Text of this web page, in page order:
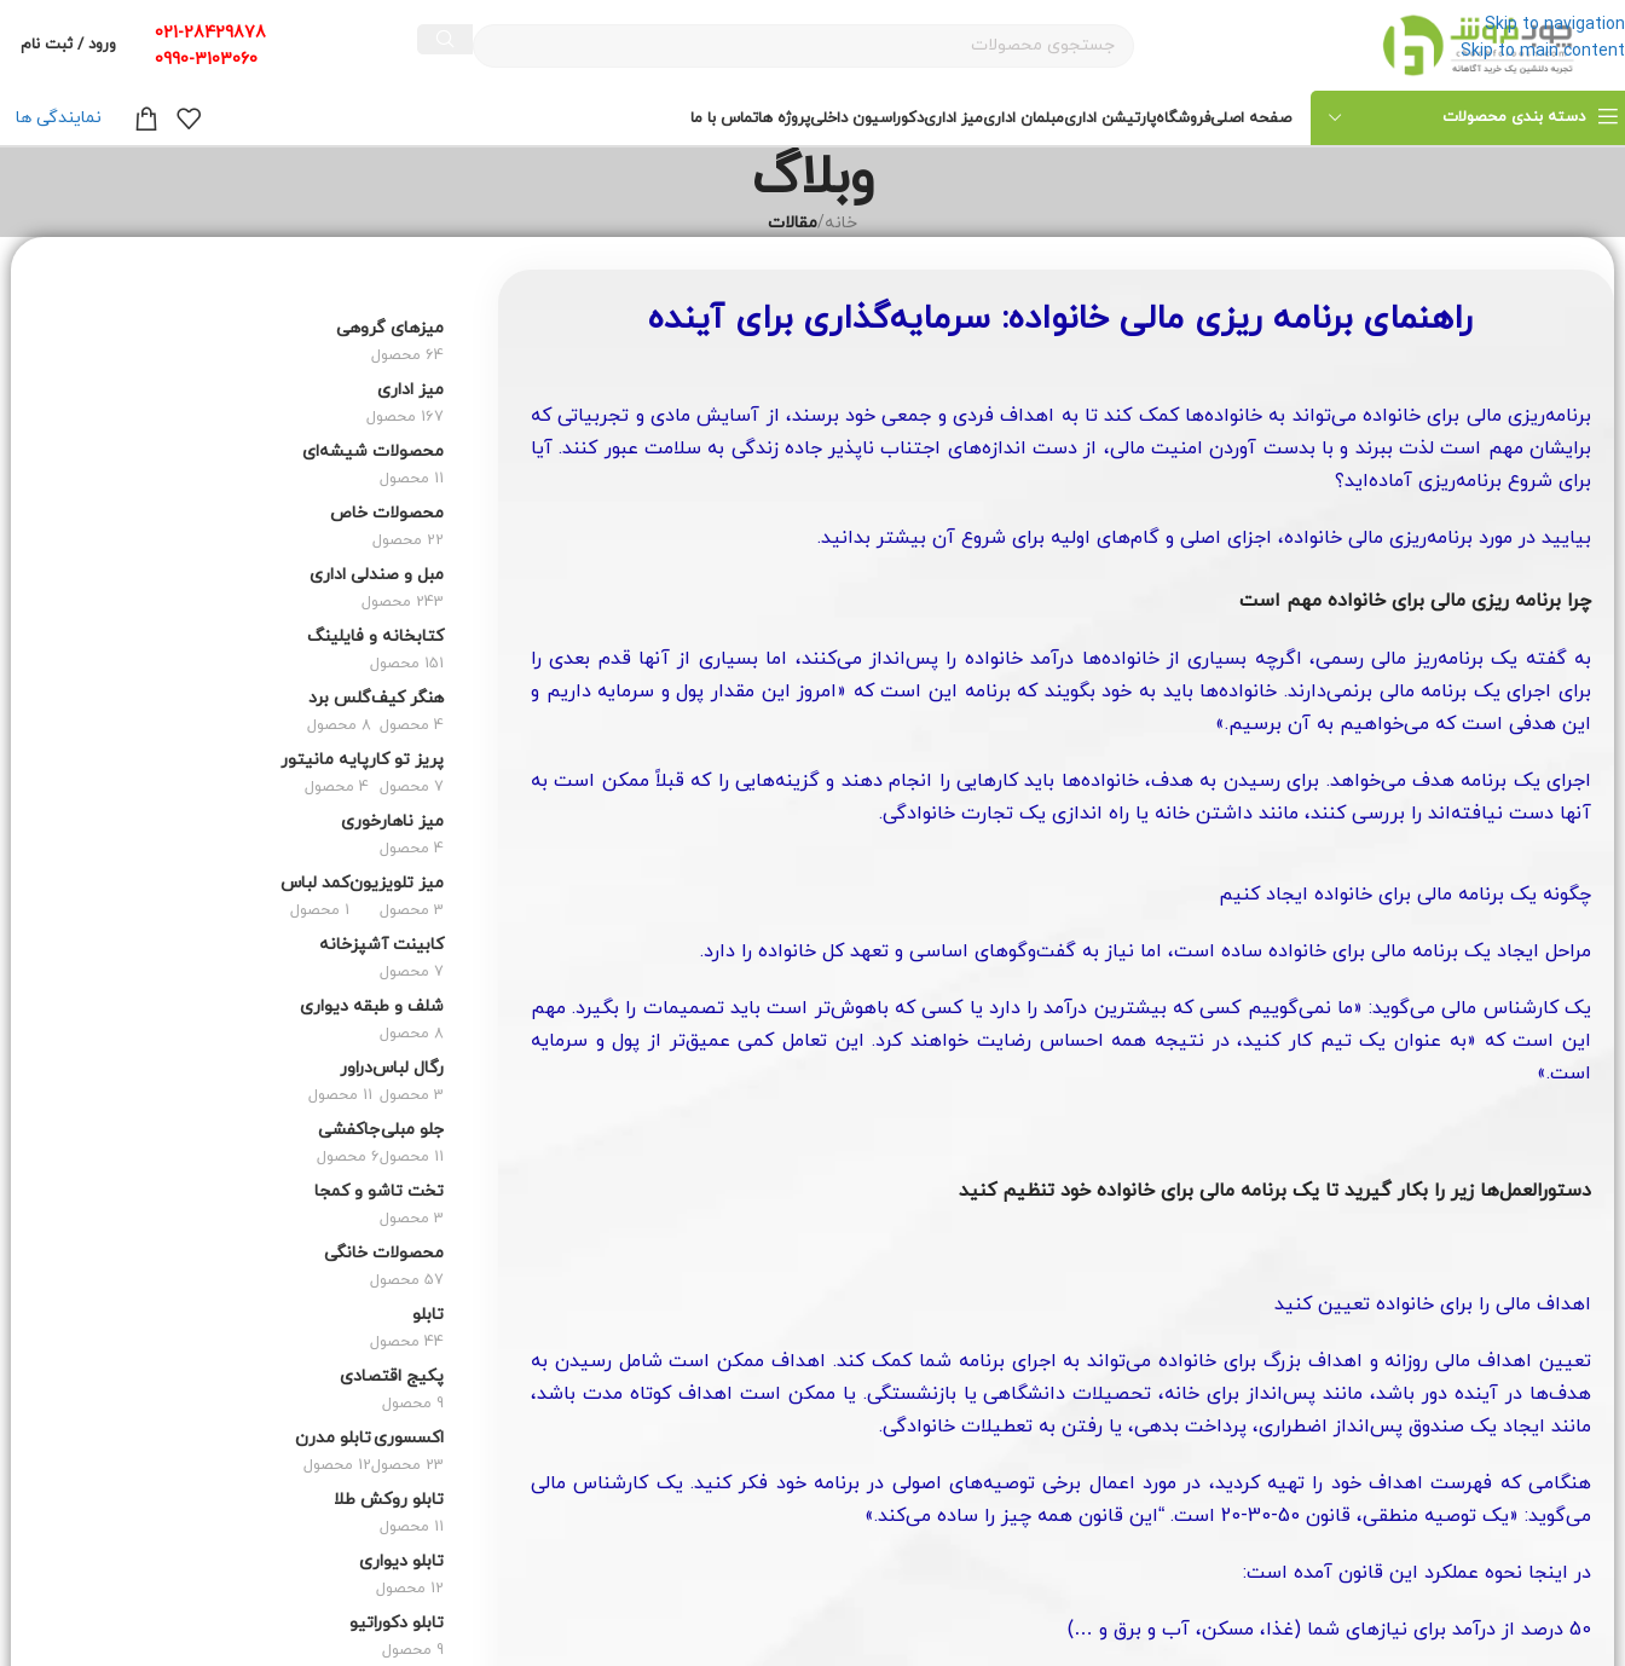
Skip to navigation
Skip to main content
021-28429878
0990-3103060
ورود / ثبت نام
دسته بندی محصولات صفحه اصلیفروشگاهپارتیشن اداریمبلمان اداریمیز اداریدکوراسیون داخلیپروژه هاتماس با ما نمایندگی ها
وبلاگ
خانه/مقالات
راهنمای برنامه ریزی مالی خانواده: سرمایه‌گذاری برای آینده
برنامه‌ریزی مالی برای خانواده می‌تواند به خانواده‌ها کمک کند تا به اهداف فردی و جمعی خود برسند، از آسایش مادی و تجربیاتی که
برایشان مهم است لذت ببرند و با بدست آوردن امنیت مالی، از دست اندازه‌های اجتناب ناپذیر جاده زندگی به سلامت عبور کنند. آیا
برای شروع برنامه‌ریزی آماده‌اید؟
بیایید در مورد برنامه‌ریزی مالی خانواده، اجزای اصلی و گام‌های اولیه برای شروع آن بیشتر بدانید.
چرا برنامه ریزی مالی برای خانواده مهم است
به گفته یک برنامه‌ریز مالی رسمی، اگرچه بسیاری از خانواده‌ها درآمد خانواده را پس‌انداز می‌کنند، اما بسیاری از آنها قدم بعدی را
برای اجرای یک برنامه مالی بر‌نمی‌دارند. خانواده‌ها باید به خود بگویند که برنامه این است که «امروز این مقدار پول و سرمایه داریم و
این هدفی است که می‌خواهیم به آن برسیم.»
اجرای یک برنامه هدف می‌خواهد. برای رسیدن به هدف، خانواده‌ها باید کارهایی را انجام دهند و گزینه‌هایی را که قبلاً ممکن است به
آنها دست نیافته‌اند را بررسی کنند، مانند داشتن خانه یا راه اندازی یک تجارت خانوادگی.
چگونه یک برنامه مالی برای خانواده ایجاد کنیم
مراحل ایجاد یک برنامه مالی برای خانواده ساده است، اما نیاز به گفت‌و‌گوهای اساسی و تعهد کل خانواده را دارد.
یک کارشناس مالی می‌گوید: «ما نمی‌گوییم کسی که بیشترین درآمد را دارد یا کسی که باهوش‌تر است باید تصمیمات را بگیرد. مهم
این است که «به عنوان یک تیم کار کنید، در نتیجه همه احساس رضایت خواهند کرد. این تعامل کمی عمیق‌تر از پول و سرمایه
است.»
دستورالعمل‌ها زیر را بکار گیرید تا یک برنامه مالی برای خانواده خود تنظیم کنید
اهداف مالی را برای خانواده تعیین کنید
تعیین اهداف مالی روزانه و اهداف بزرگ برای خانواده می‌تواند به اجرای برنامه شما کمک کند. اهداف ممکن است شامل رسیدن به
هدف‌ها در آینده دور باشد، مانند پس‌انداز برای خانه، تحصیلات دانشگاهی یا بازنشستگی. یا ممکن است اهداف کوتاه مدت باشد،
مانند ایجاد یک صندوق پس‌انداز اضطراری، پرداخت بدهی، یا رفتن به تعطیلات خانوادگی.
هنگامی که فهرست اهداف خود را تهیه کردید، در مورد اعمال برخی توصیه‌های اصولی در برنامه خود فکر کنید. یک کارشناس مالی
می‌گوید: «یک توصیه منطقی، قانون 50-30-20 است. “این قانون همه چیز را ساده می‌کند.»
در اینجا نحوه عملکرد این قانون آمده است:
50 درصد از درآمد برای نیازهای شما (غذا، مسکن، آب و برق و …)
میزهای گروهی
64 محصول
میز اداری
167 محصول
محصولات شیشه‌ای
11 محصول
محصولات خاص
22 محصول
مبل و صندلی اداری
243 محصول
کتابخانه و فایلینگ
151 محصول
هنگر کیف
4 محصول
گلس برد
8 محصول
پریز تو کار
7 محصول
پایه مانیتور
4 محصول
میز ناهارخوری
4 محصول
میز تلویزیون
3 محصول
کمد لباس
1 محصول
کابینت آشپزخانه
7 محصول
شلف و طبقه دیواری
8 محصول
رگال لباس
3 محصول
دراور
11 محصول
جلو مبلی
11 محصول
جاکفشی
6 محصول
تخت تاشو و کمجا
3 محصول
محصولات خانگی
57 محصول
تابلو
44 محصول
پکیج اقتصادی
9 محصول
اکسسوری
23 محصول
تابلو مدرن
12 محصول
تابلو روکش طلا
11 محصول
تابلو دیواری
12 محصول
تابلو دکوراتیو
9 محصول